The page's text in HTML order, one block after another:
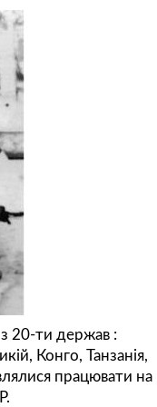
20-ти держав :
Конго, Танзанія,
працювати на